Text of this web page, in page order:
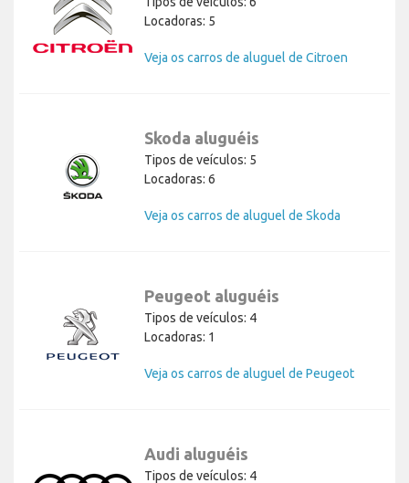
Locadoras: 5
Veja os carros de aluguel de Citroen
Skoda aluguéis
Tipos de veículos: 5
Locadoras: 6
Veja os carros de aluguel de Skoda
Peugeot aluguéis
Tipos de veículos: 4
Locadoras: 1
Veja os carros de aluguel de Peugeot
Audi aluguéis
Tipos de veículos: 4